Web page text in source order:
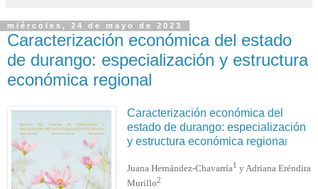
miércoles, 24 de mayo de 2023
Caracterización económica del estado
de durango: especialización y estructura
económica regional
Caracterización económica del
estado de durango: especialización
y estructura económica regional
Juana Hernández-Chavarría1 y Adriana Eréndira
Murillo2